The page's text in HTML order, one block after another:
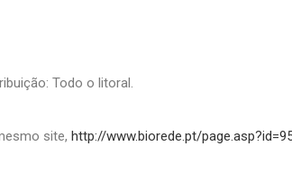
Todo o litoral.
site, http://www.biorede.pt/